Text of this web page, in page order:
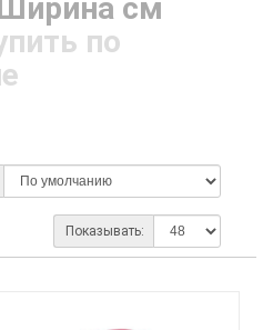
см
по
Показывать: